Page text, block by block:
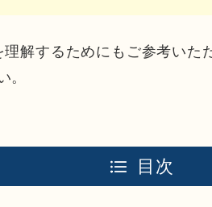
解するためにもご参考いた
目次